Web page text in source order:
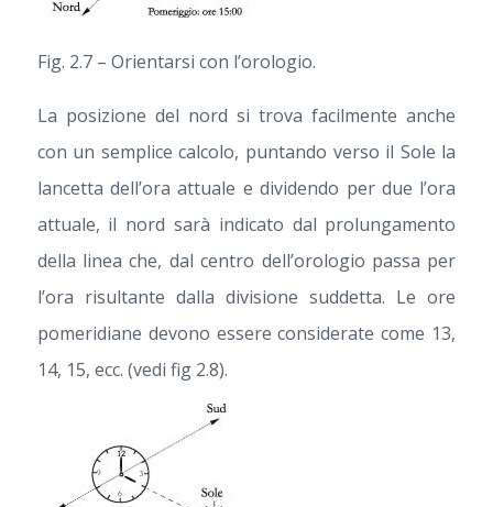
Fig. 2.7 – Orientarsi con l’orologio.
La posizione del nord si trova facilmente anche
con un semplice calcolo, puntando verso il Sole la
lancetta dell’ora attuale e dividendo per due l’ora
attuale, il nord sarà indicato dal prolungamento
della linea che, dal centro dell’orologio passa per
l’ora risultante dalla divisione suddetta. Le ore
pomeridiane devono essere considerate come 13,
14, 15, ecc. (vedi fig 2.8).